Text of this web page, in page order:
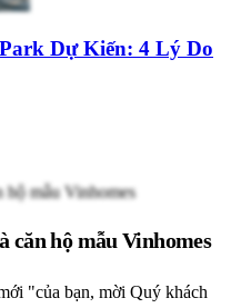
Dự Kiến: 4 Lý Do
căn hộ mẫu Vinhomes
"của bạn, mời Quý khách